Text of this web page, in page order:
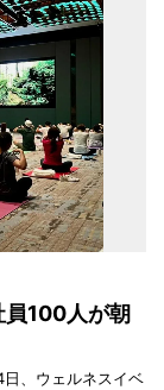
100人が朝
、ウェルネスイベ